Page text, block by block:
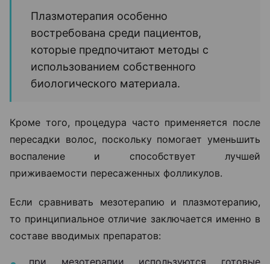
Плазмотерапия особенно
востребована среди пациентов,
которые предпочитают методы с
использованием собственного
биологического материала.
Кроме того, процедура часто применяется после
пересадки волос, поскольку помогает уменьшить
воспаление и способствует лучшей
приживаемости пересаженных фолликулов.
Если сравнивать мезотерапию и плазмотерапию,
то принципиальное отличие заключается именно в
составе вводимых препаратов:
при мезотерапии используются готовые